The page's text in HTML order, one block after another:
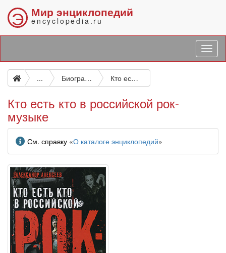
Э Мир энциклопедий
encyclopedia.ru
... Биографические и подобные исследования Кто есть кто в российской рок-музыке
Кто есть кто в российской рок-
музыке
Информация
См. справку «О каталоге энциклопедий»